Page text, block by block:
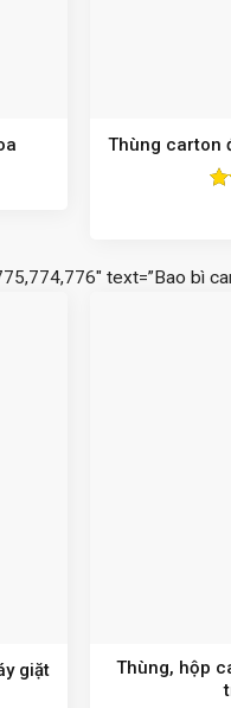
Thùng carton
text=”Bao bì
giặt
Thùng, hộp